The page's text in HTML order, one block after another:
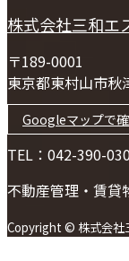
株式会社三和エ
〒189-0001
東京都東村山市秋
Googleマップで
TEL：042-390-
不動産管理・賃貸
Copyright © 株式会社